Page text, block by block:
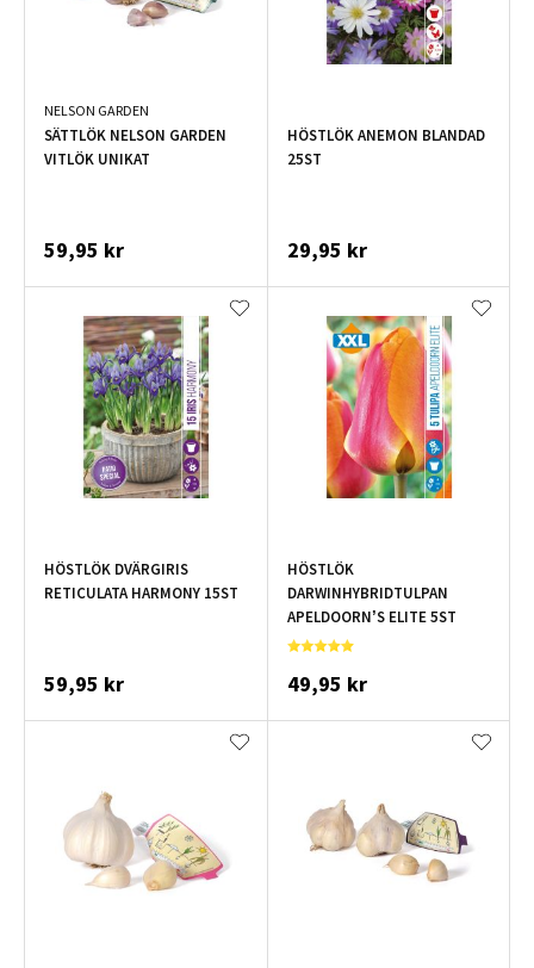
NELSON GARDEN
SÄTTLÖK NELSON GARDEN
VITLÖK UNIKAT
59,95 kr
HÖSTLÖK ANEMON BLANDAD
25ST
29,95 kr
HÖSTLÖK DVÄRGIRIS
RETICULATA HARMONY 15ST
59,95 kr
HÖSTLÖK
DARWINHYBRIDTULPAN
APELDOORN’S ELITE 5ST
49,95 kr